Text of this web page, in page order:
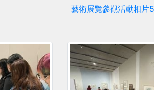
藝術展覽參觀活動相片5